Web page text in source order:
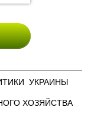
УКРАИНЫ
ХОЗЯЙСТВА